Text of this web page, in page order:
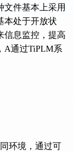
文件基本上采用
本处于开放状
信息监控，提高
A通过TiPLM系
环境，通过可